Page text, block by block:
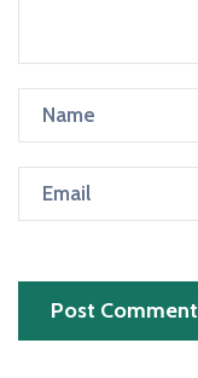
Post Comment